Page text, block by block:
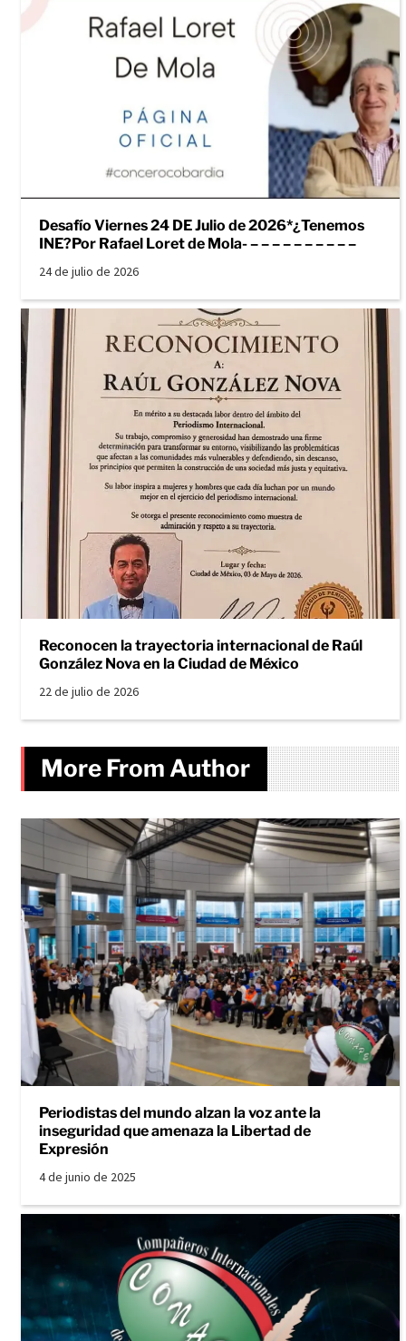
Desafío Viernes 24 DE Julio de 2026*¿Tenemos
INE?Por Rafael Loret de Mola- – – – – – – – – – –
24 de julio de 2026
Reconocen la trayectoria internacional de Raúl
González Nova en la Ciudad de México
22 de julio de 2026
More From Author
Periodistas del mundo alzan la voz ante la
inseguridad que amenaza la Libertad de
Expresión
4 de junio de 2025